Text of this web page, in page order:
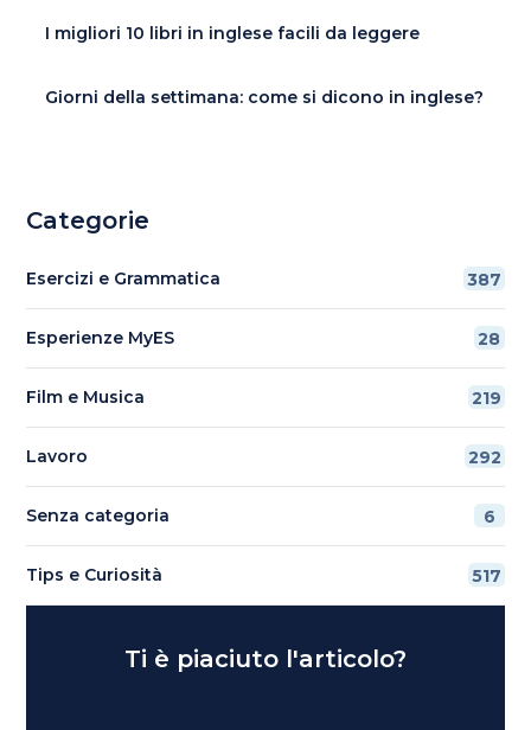
I migliori 10 libri in inglese facili da leggere
Giorni della settimana: come si dicono in inglese?
Categorie
Esercizi e Grammatica 387
Esperienze MyES 28
Film e Musica 219
Lavoro 292
Senza categoria 6
Tips e Curiosità 517
Ti è piaciuto l'articolo?